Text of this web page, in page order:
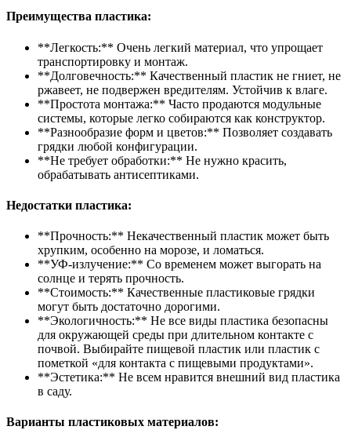
Преимущества пластика:
**Легкость:** Очень легкий материал, что упрощает
транспортировку и монтаж.
**Долговечность:** Качественный пластик не гниет, не
ржавеет, не подвержен вредителям. Устойчив к влаге.
**Простота монтажа:** Часто продаются модульные
системы, которые легко собираются как конструктор.
**Разнообразие форм и цветов:** Позволяет создавать
грядки любой конфигурации.
**Не требует обработки:** Не нужно красить,
обрабатывать антисептиками.
Недостатки пластика:
**Прочность:** Некачественный пластик может быть
хрупким, особенно на морозе, и ломаться.
**УФ-излучение:** Со временем может выгорать на
солнце и терять прочность.
**Стоимость:** Качественные пластиковые грядки
могут быть достаточно дорогими.
**Экологичность:** Не все виды пластика безопасны
для окружающей среды при длительном контакте с
почвой. Выбирайте пищевой пластик или пластик с
пометкой «для контакта с пищевыми продуктами».
**Эстетика:** Не всем нравится внешний вид пластика
в саду.
Варианты пластиковых материалов: